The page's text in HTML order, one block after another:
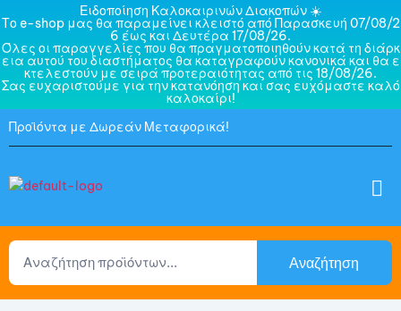
Ειδοποίηση Καλοκαιρινών Διακοπών ☀️
Το e-shop μας θα παραμείνει κλειστό από Παρασκευή 07/08/2
6 έως και Δευτέρα 17/08/26.
Όλες οι παραγγελίες που θα πραγματοποιηθούν κατά τη διάρκ
εια αυτού του διαστήματος θα καταγραφούν κανονικά και θα ε
κτελεστούν με σειρά προτεραιότητας από τις 18/08/26.
Σας ευχαριστούμε για την κατανόηση και σας ευχόμαστε καλό
καλοκαίρι!
Προϊόντα με Δωρεάν Μεταφορικά!
Αναζήτηση